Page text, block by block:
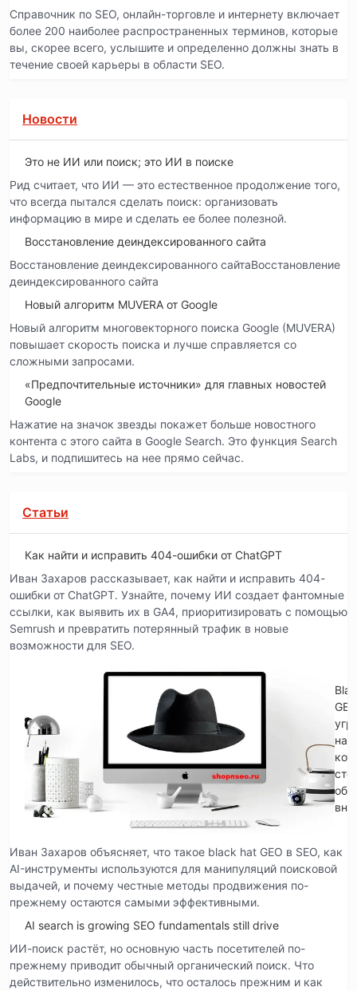
Справочник по SEO, онлайн-торговле и интернету включает
более 200 наиболее распространенных терминов, которые
вы, скорее всего, услышите и определенно должны знать в
течение своей карьеры в области SEO.
Новости
Это не ИИ или поиск; это ИИ в поиске
Рид считает, что ИИ — это естественное продолжение того,
что всегда пытался сделать поиск: организовать
информацию в мире и сделать ее более полезной.
Восстановление деиндексированного сайта
Восстановление деиндексированного сайтаВосстановление
деиндексированного сайта
Новый алгоритм MUVERA от Google
Новый алгоритм многовекторного поиска Google (MUVERA)
повышает скорость поиска и лучше справляется со
сложными запросами.
«Предпочтительные источники» для главных новостей
Google
Нажатие на значок звезды покажет больше новостного
контента с этого сайта в Google Search. Это функция Search
Labs, и подпишитесь на нее прямо сейчас.
Статьи
Как найти и исправить 404-ошибки от ChatGPT
Иван Захаров рассказывает, как найти и исправить 404-
ошибки от ChatGPT. Узнайте, почему ИИ создает фантомные
ссылки, как выявить их в GA4, приоритизировать с помощью
Semrush и превратить потерянный трафик в новые
возможности для SEO.
на
Иван Захаров объясняет, что такое black hat GEO в SEO, как
AI-инструменты используются для манипуляций поисковой
выдачей, и почему честные методы продвижения по-
прежнему остаются самыми эффективными.
AI search is growing SEO fundamentals still drive
ИИ-поиск растёт, но основную часть посетителей по-
прежнему приводит обычный органический поиск. Что
действительно изменилось, что осталось прежним и как